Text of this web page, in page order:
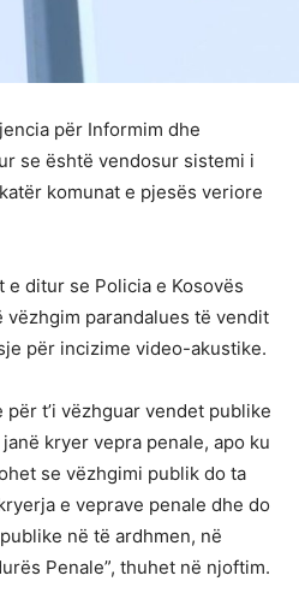
për Informim dhe
se është vendosur sistemi i
komunat e pjesës veriore
ditur se Policia e Kosovës
parandalues të vendit
për incizime video-akustike.
t’i vëzhguar vendet publike
kryer vepra penale, apo ku
se vëzhgimi publik do ta
e veprave penale dhe do
në të ardhmen, në
Penale”, thuhet në njoftim.